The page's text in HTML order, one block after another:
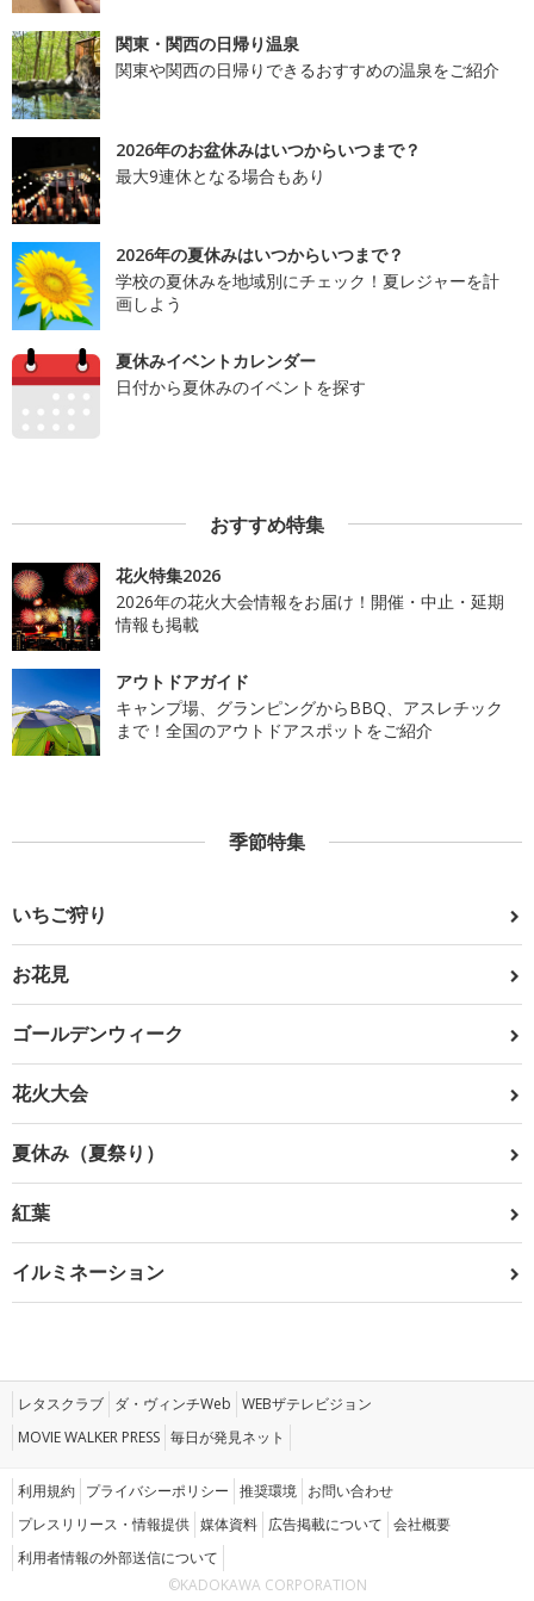
関東・関西の日帰り温泉
関東や関西の日帰りできるおすすめの温泉をご紹介
2026年のお盆休みはいつからいつまで？
最大9連休となる場合もあり
2026年の夏休みはいつからいつまで？
学校の夏休みを地域別にチェック！夏レジャーを計
画しよう
夏休みイベントカレンダー
日付から夏休みのイベントを探す
おすすめ特集
花火特集2026
2026年の花火大会情報をお届け！開催・中止・延期
情報も掲載
アウトドアガイド
キャンプ場、グランピングからBBQ、アスレチック
まで！全国のアウトドアスポットをご紹介
季節特集
いちご狩り
お花見
ゴールデンウィーク
花火大会
夏休み（夏祭り）
紅葉
イルミネーション
レタスクラブ ダ・ヴィンチWeb WEBザテレビジョン
MOVIE WALKER PRESS 毎日が発見ネット
利用規約 プライバシーポリシー 推奨環境 お問い合わせ
プレスリリース・情報提供 媒体資料 広告掲載について 会社概要
利用者情報の外部送信について
©KADOKAWA CORPORATION